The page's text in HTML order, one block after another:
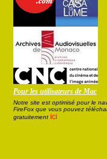
Pour les utilisateurs de Mac
Notre site est optimisé pour le
FireFox que vous pouvez
gratuitement ici